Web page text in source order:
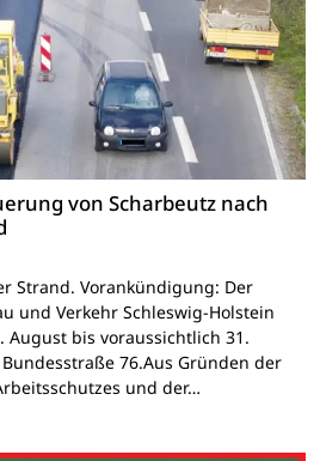
von Scharbeutz nach
Strand. Vorankündigung: Der
und Verkehr Schleswig-Holstein
August bis voraussichtlich 31.
76.Aus Gründen der
und der…